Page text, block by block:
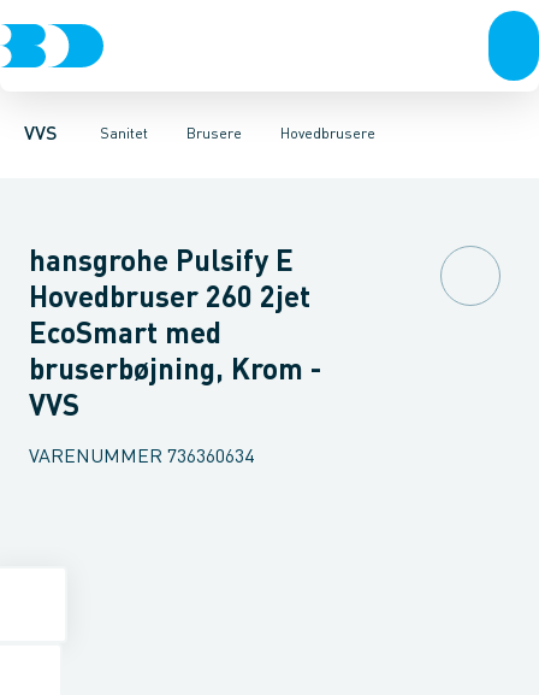
VVS Sanitet
Rør & fittingsPressfittings & rørKuglehaner & ventiler
Brusere
Toiletter, sæder og cisterner VaskeArmaturer
Hovedbrusere
HåndbrusereBruseslanger BrusesætBrusestænger
hansgrohe Pulsify E
Hovedbruser 260 2jet
EcoSmart med
bruserbøjning, Krom -
VVS
VARENUMMER 736360634